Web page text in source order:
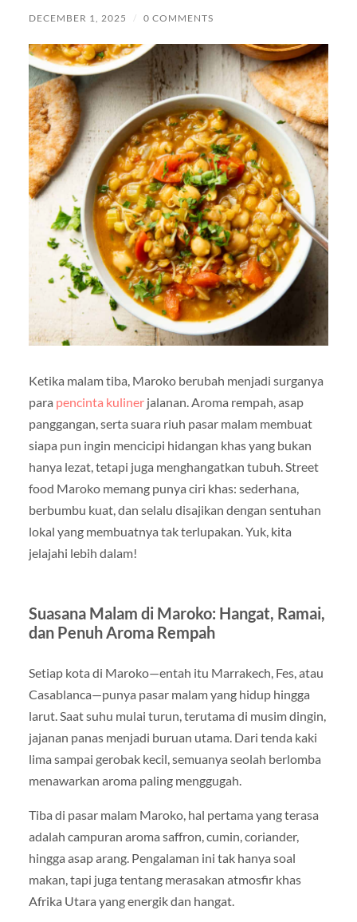
DECEMBER 1, 2025 / 0 COMMENTS
Ketika malam tiba, Maroko berubah menjadi surganya
para pencinta kulinerjalanan. Aroma rempah, asap
panggangan, serta suara riuh pasar malam membuat
siapa pun ingin mencicipi hidangan khas yang bukan
hanya lezat, tetapi juga menghangatkan tubuh. Street
food Maroko memang punya ciri khas: sederhana,
berbumbu kuat, dan selalu disajikan dengan sentuhan
lokal yang membuatnya tak terlupakan. Yuk, kita
jelajahi lebih dalam!
Suasana Malam di Maroko: Hangat, Ramai,
dan Penuh Aroma Rempah
Setiap kota di Maroko—entah itu Marrakech, Fes, atau
Casablanca—punya pasar malam yang hidup hingga
larut. Saat suhu mulai turun, terutama di musim dingin,
jajanan panas menjadi buruan utama. Dari tenda kaki
lima sampai gerobak kecil, semuanya seolah berlomba
menawarkan aroma paling menggugah.
Tiba di pasar malam Maroko, hal pertama yang terasa
adalah campuran aroma saffron, cumin, coriander,
hingga asap arang. Pengalaman ini tak hanya soal
makan, tapi juga tentang merasakan atmosfir khas
Afrika Utara yang energik dan hangat.